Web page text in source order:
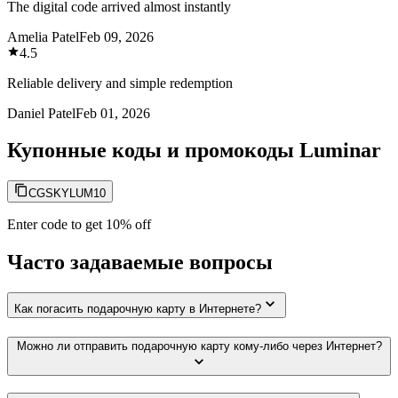
The digital code arrived almost instantly
Amelia PatelFeb 09, 2026
4.5
Reliable delivery and simple redemption
Daniel PatelFeb 01, 2026
Купонные коды и промокоды Luminar
CGSKYLUM10
Enter code to get 10% off
Часто задаваемые вопросы
Как погасить подарочную карту в Интернете?
Можно ли отправить подарочную карту кому-либо через Интернет?